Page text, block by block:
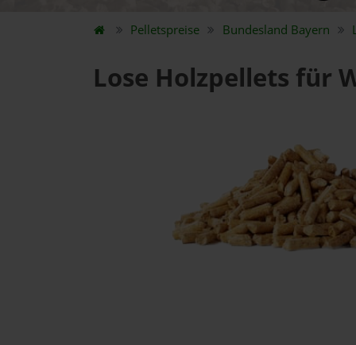
Pelletspreise Bundesland Bayern
Lose Holzpellets für